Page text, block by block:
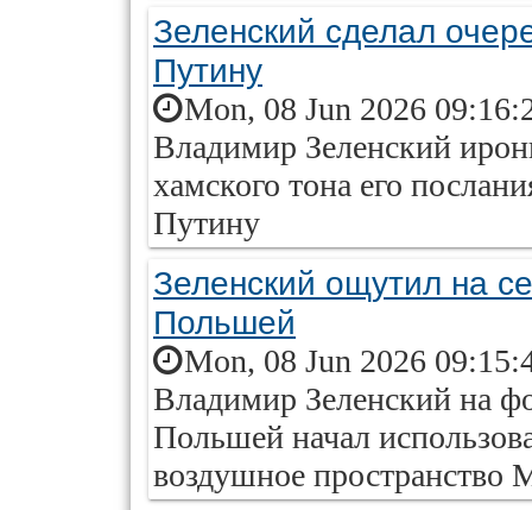
Зеленский сделал
Путину
Mon, 08 Jun 2026
Владимир Зеленский
хамского тона его
Путину
Зеленский ощутил на
Польшей
Mon, 08 Jun 2026
Владимир Зеленский на
Польшей начал
воздушное пространство